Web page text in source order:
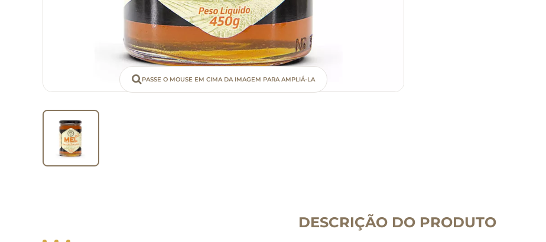
PASSE O MOUSE EM CIMA DA IMAGEM PARA AMPLIÁ-LA
DESCRIÇÃO DO PRODUTO